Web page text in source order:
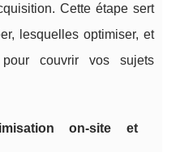
Cette étape sert
lesquelles optimiser, et
couvrir vos sujets
on-site et